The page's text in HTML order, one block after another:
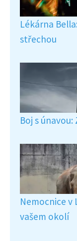
Lékárna
střechou
Boj s
Nemocnice v
vašem okolí